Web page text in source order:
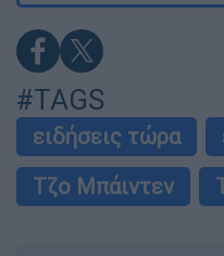
#TAGS
ειδήσεις τώρα
Τζο Μπάιντεν